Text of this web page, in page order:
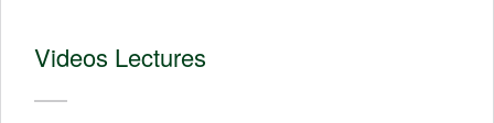
Videos Lectures